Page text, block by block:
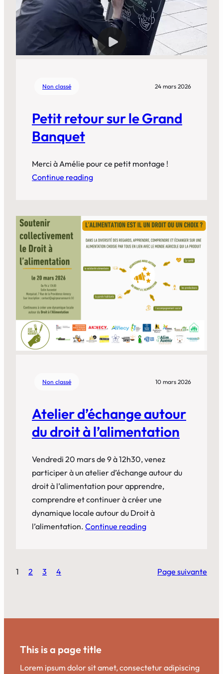
Non classé 24 mars 2026
Petit retour sur le Grand
Banquet
Merci à Amélie pour ce petit montage !
Continue reading
Non classé 10 mars 2026
Atelier d’échange autour
du droit à l’alimentation
Vendredi 20 mars de 9 à 12h30, venez
participer à un atelier d’échange autour du
droit à l’alimentation pour apprendre,
comprendre et continuer à créer une
dynamique locale autour du Droit à
l’alimentation. Continue reading
1 2 3 4 Page suivante
This is a page title
Lorem ipsum dolor sit amet, consectetur adipiscing